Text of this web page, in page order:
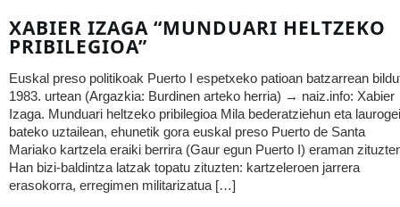
XABIER IZAGA “MUNDUARI HELTZEKO
PRIBILEGIOA”
Euskal preso politikoak Puerto I espetxeko patioan batzarrean
1983. urtean (Argazkia: Burdinen arteko herria) → naiz.info: Xabier
Izaga. Munduari heltzeko pribilegioa Mila bederatziehun eta
bateko uztailean, ehunetik gora euskal preso Puerto de Santa
Mariako kartzela eraiki berrira (Gaur egun Puerto I) eraman
Han bizi-baldintza latzak topatu zituzten: kartzeleroen jarrera
erasokorra, erregimen militarizatua […]